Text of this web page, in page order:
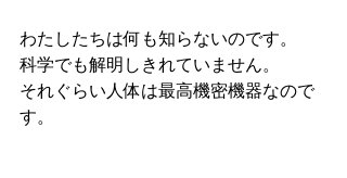
わたしたちは何も知らないのです。
科学でも解明しきれていません。
それぐらい人体は最高機密機器なので
す。